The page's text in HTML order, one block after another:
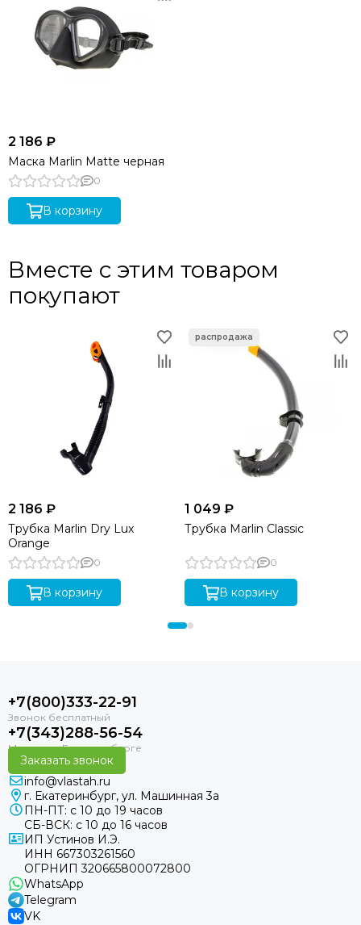
2 186 ₽
Маска Marlin Matte черная
0
В корзину
Вместе с этим товаром
покупают
2 186 ₽
Трубка Marlin Dry Lux
Orange
0
В корзину
1 049 ₽
Трубка Marlin Classic
0
В корзину
+7(800)333-22-91
+7(343)288-56-54
Заказать звонок
info@vlastah.ru
г. Екатеринбург, ул. Машинная 3а
ПН-ПТ: с 10 до 19 часов
СБ-ВСК: с 10 до 16 часов
ИП Устинов И.Э.
ИНН 667303261560
ОГРНИП 320665800072800
WhatsApp
Telegram
VK